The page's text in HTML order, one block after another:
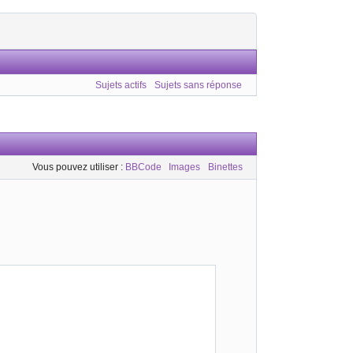
Sujets actifs Sujets sans réponse
Vous pouvez utiliser : BBCode Images Binettes